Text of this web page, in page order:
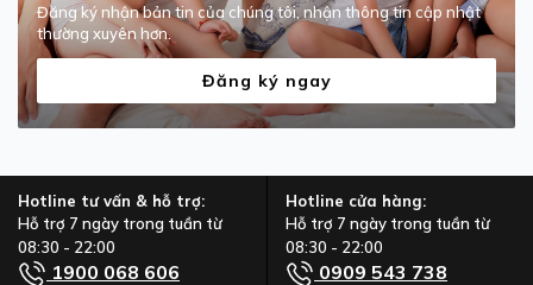
Đăng ký nhận bản tin của chúng tôi, nhận thông tin cập nhật
thường xuyên hơn.
Đăng ký ngay
Hotline tư vấn & hỗ trợ:
Hỗ trợ 7 ngày trong tuần từ
08:30 - 22:00
1900 068 606
Hotline cửa hàng:
Hỗ trợ 7 ngày trong tuần từ
08:30 - 22:00
0909 543 738